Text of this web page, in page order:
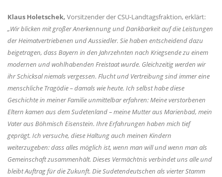
Klaus Holetschek, Vorsitzender der CSU-Landtagsfraktion, erklärt:
Wir blicken mit großer Anerkennung und Dankbarkeit auf die Leistungen
der Heimatvertriebenen und Aussiedler. Sie haben entscheidend dazu
beigetragen, dass Bayern in den Jahrzehnten nach Kriegsende zu einem
modernen und wohlhabenden Freistaat wurde. Gleichzeitig werden wir
ihr Schicksal niemals vergessen. Flucht und Vertreibung sind immer eine
menschliche Tragödie – damals wie heute. Ich selbst habe diese
Geschichte in meiner Familie unmittelbar erfahren: Meine verstorbenen
Eltern kamen aus dem Sudetenland – meine Mutter aus Marienbad, mein
Vater aus Böhmisch Eisenstein. Ihre Erfahrungen haben mich tief
geprägt. Ich versuche, diese Haltung auch meinen Kindern
weiterzugeben: dass alles möglich ist, wenn man will und wenn man als
Gemeinschaft zusammenhält. Dieses Vermächtnis verbindet uns alle und
bleibt Auftrag für die Zukunft. Die Sudetendeutschen als vierter Stamm